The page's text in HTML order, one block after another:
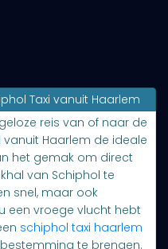
Taxi vanuit Haarlem
reis van of naar de
Haarlem de ideale
het gemak om direct
van Schiphol te
snel, maar ook
een vroege vlucht hebt
schiphol taxi haarlem
te brengen.